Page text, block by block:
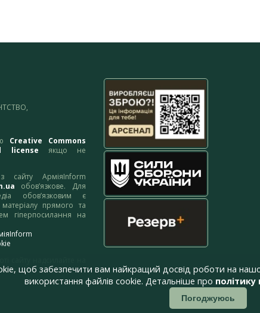
Creative Commons
license якщо не
сайту АрміяInform
обов’язкове. Для
обов’язковим є
прямого та
гіперпосилання на
щоб забезпечити вам найкращий досвід роботи на
використання файлів cookie. Детальніше про
Погоджуюсь